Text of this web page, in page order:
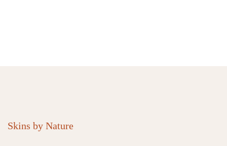
Skins by Nature